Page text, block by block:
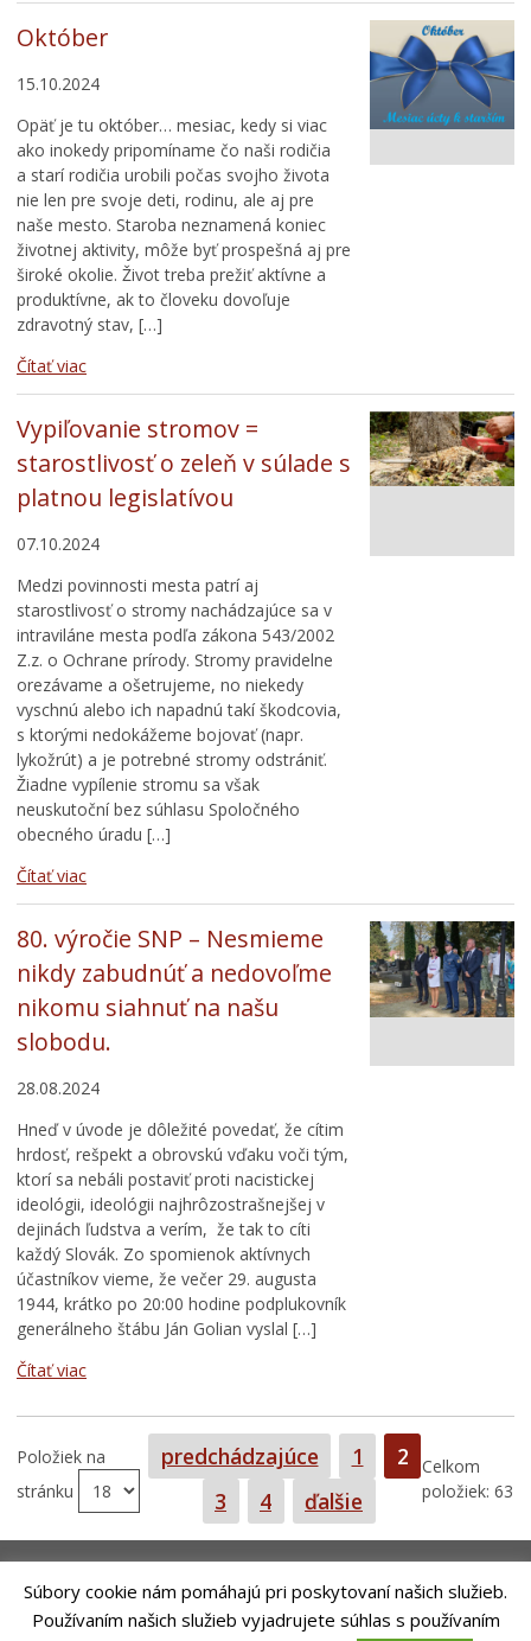
Október
15.10.2024
Opäť je tu október… mesiac, kedy si viac
ako inokedy pripomíname čo naši rodičia
a starí rodičia urobili počas svojho života
nie len pre svoje deti, rodinu, ale aj pre
naše mesto. Staroba neznamená koniec
životnej aktivity, môže byť prospešná aj pre
široké okolie. Život treba prežiť aktívne a
produktívne, ak to človeku dovoľuje
zdravotný stav, […]
Čítať viac
Vypiľovanie stromov =
starostlivosť o zeleň v súlade s
platnou legislatívou
07.10.2024
Medzi povinnosti mesta patrí aj
starostlivosť o stromy nachádzajúce sa v
intraviláne mesta podľa zákona 543/2002
Z.z. o Ochrane prírody. Stromy pravidelne
orezávame a ošetrujeme, no niekedy
vyschnú alebo ich napadnú takí škodcovia,
s ktorými nedokážeme bojovať (napr.
lykožrút) a je potrebné stromy odstrániť.
Žiadne vypílenie stromu sa však
neuskutoční bez súhlasu Spoločného
obecného úradu […]
Čítať viac
80. výročie SNP – Nesmieme
nikdy zabudnúť a nedovoľme
nikomu siahnuť na našu
slobodu.
28.08.2024
Hneď v úvode je dôležité povedať, že cítim
hrdosť, rešpekt a obrovskú vďaku voči tým,
ktorí sa nebáli postaviť proti nacistickej
ideológii, ideológii najhrôzostrašnejšej v
dejinách ľudstva a verím, že tak to cíti
každý Slovák. Zo spomienok aktívnych
účastníkov vieme, že večer 29. augusta
1944, krátko po 20:00 hodine podplukovník
generálneho štábu Ján Golian vyslal […]
Čítať viac
Položiek na
stránku
predchádzajúce Strana
1 Strana
2
Strana
3 Strana
4 ďalšie
Celkom
položiek: 63
Súbory cookie nám pomáhajú pri poskytovaní našich služieb.
Používaním našich služieb vyjadrujete súhlas s používaním